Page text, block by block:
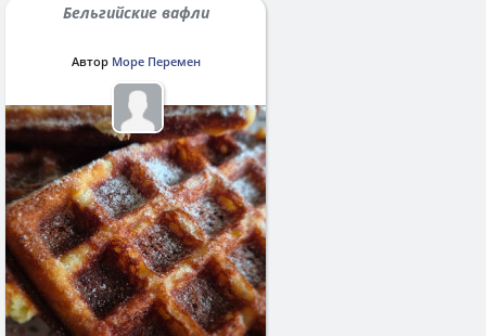
Бельгийские вафли
Автор Море Перемен